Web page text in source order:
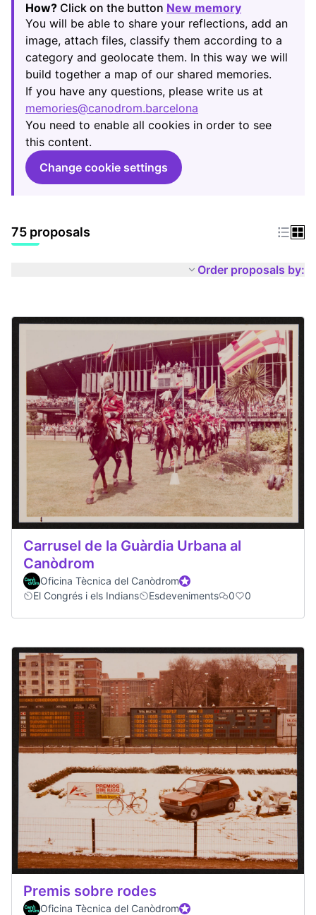
How? Click on the button New memory
(Opens in
You will be able to share your reflections, add an
image, attach files, classify them according to a
category and geolocate them. In this way we will
build together a map of our shared memories.
If you have any questions, please write us at
memories@canodrom.barcelona
(Opens in new tab)
You need to enable all cookies in order to see
this content.
Change cookie settings
75 proposals
Order proposals by:
Carrusel de la Guàrdia Urbana al
Canòdrom
Oficina Tècnica del CanòdromOfficial participant
El Congrés i els Indians
Esdeveniments 0 0
Premis sobre rodes
Oficina Tècnica del CanòdromOfficial participant